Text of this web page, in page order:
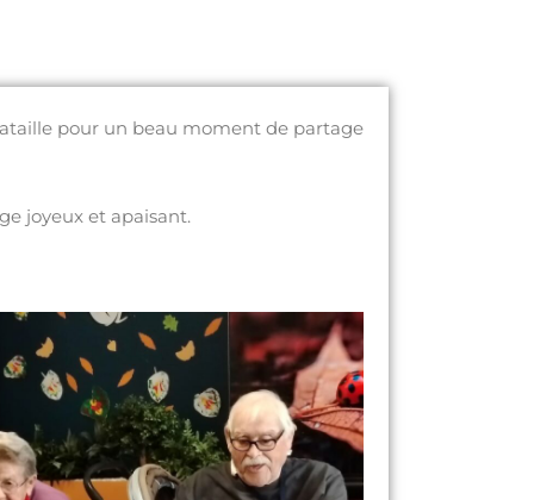
pour un beau moment de partage
joyeux et apaisant.